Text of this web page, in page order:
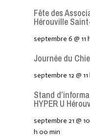
Fête des
Hérouville
septembre 6 @ 11
Journée du
septembre 12 @
Stand
HYPER U
septembre 21 @
h 00 min